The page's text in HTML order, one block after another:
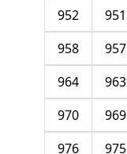
951
952
957
958
963
964
969
970
975
976